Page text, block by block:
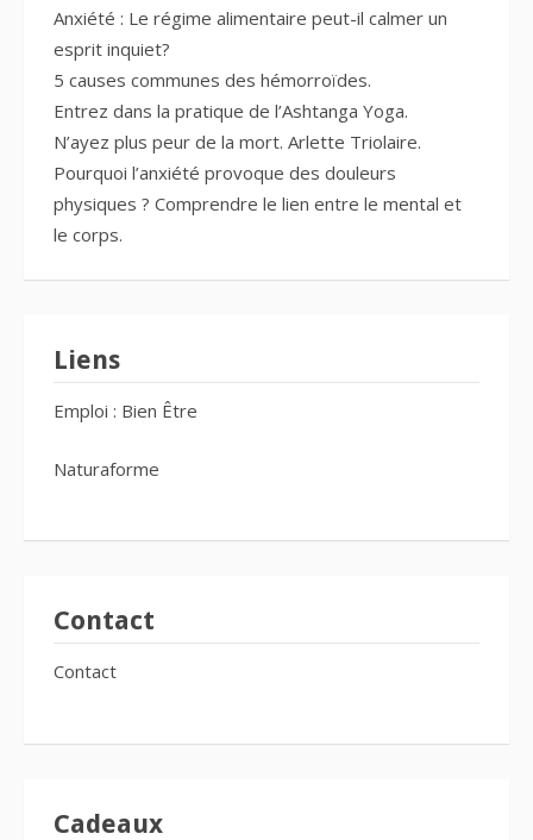
Anxiété : Le régime alimentaire peut-il calmer un
esprit inquiet?
5 causes communes des hémorroïdes.
Entrez dans la pratique de l’Ashtanga Yoga.
N’ayez plus peur de la mort. Arlette Triolaire.
Pourquoi l’anxiété provoque des douleurs
physiques ? Comprendre le lien entre le mental et
le corps.
Liens
Emploi : Bien Être
Naturaforme
Contact
Contact
Cadeaux